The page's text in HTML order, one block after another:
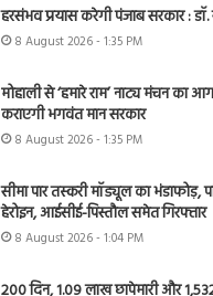
हरसंभव प्रयास करेगी पंजाब सरकार :
8 August 2026 - 1:35 PM
मोहाली से ‘हमारे राम’ नाट्य मंचन का
कराएगी भगवंत मान सरकार
8 August 2026 - 1:35 PM
सीमा पार तस्करी मॉड्यूल का भंडाफोड़,
हेरोइन, आईसीई-पिस्तौल समेत गिरफ्तार
8 August 2026 - 1:04 PM